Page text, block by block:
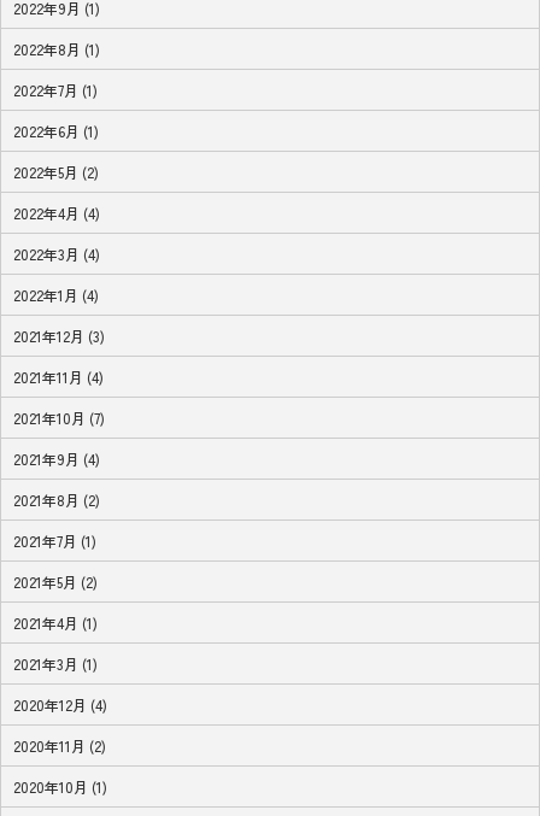
2022年9月 (1)
2022年8月 (1)
2022年7月 (1)
2022年6月 (1)
2022年5月 (2)
2022年4月 (4)
2022年3月 (4)
2022年1月 (4)
2021年12月 (3)
2021年11月 (4)
2021年10月 (7)
2021年9月 (4)
2021年8月 (2)
2021年7月 (1)
2021年5月 (2)
2021年4月 (1)
2021年3月 (1)
2020年12月 (4)
2020年11月 (2)
2020年10月 (1)